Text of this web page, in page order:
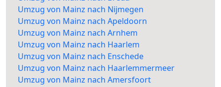
Umzug von Mainz nach Nijmegen
Umzug von Mainz nach Apeldoorn
Umzug von Mainz nach Arnhem
Umzug von Mainz nach Haarlem
Umzug von Mainz nach Enschede
Umzug von Mainz nach Haarlemmermeer
Umzug von Mainz nach Amersfoort